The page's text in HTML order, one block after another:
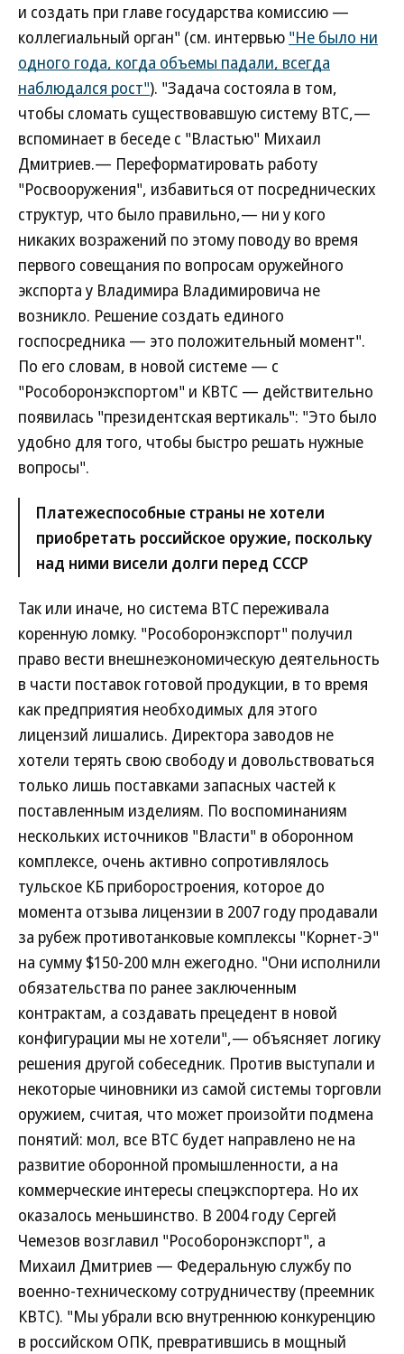
и создать при главе государства комиссию —
коллегиальный орган" (см. интервью "Не было ни
одного года, когда объемы падали, всегда
наблюдался рост"). "Задача состояла в том,
чтобы сломать существовавшую систему ВТС,—
вспоминает в беседе с "Властью" Михаил
Дмитриев.— Переформатировать работу
"Росвооружения", избавиться от посреднических
структур, что было правильно,— ни у кого
никаких возражений по этому поводу во время
первого совещания по вопросам оружейного
экспорта у Владимира Владимировича не
возникло. Решение создать единого
госпосредника — это положительный момент".
По его словам, в новой системе — с
"Рособоронэкспортом" и КВТС — действительно
появилась "президентская вертикаль": "Это было
удобно для того, чтобы быстро решать нужные
вопросы".
Платежеспособные страны не хотели
приобретать российское оружие, поскольку
над ними висели долги перед СССР
Так или иначе, но система ВТС переживала
коренную ломку. "Рособоронэкспорт" получил
право вести внешнеэкономическую деятельность
в части поставок готовой продукции, в то время
как предприятия необходимых для этого
лицензий лишались. Директора заводов не
хотели терять свою свободу и довольствоваться
только лишь поставками запасных частей к
поставленным изделиям. По воспоминаниям
нескольких источников "Власти" в оборонном
комплексе, очень активно сопротивлялось
тульское КБ приборостроения, которое до
момента отзыва лицензии в 2007 году продавали
за рубеж противотанковые комплексы "Корнет-Э"
на сумму $150-200 млн ежегодно. "Они исполнили
обязательства по ранее заключенным
контрактам, а создавать прецедент в новой
конфигурации мы не хотели",— объясняет логику
решения другой собеседник. Против выступали и
некоторые чиновники из самой системы торговли
оружием, считая, что может произойти подмена
понятий: мол, все ВТС будет направлено не на
развитие оборонной промышленности, а на
коммерческие интересы спецэкспортера. Но их
оказалось меньшинство. В 2004 году Сергей
Чемезов возглавил "Рособоронэкспорт", а
Михаил Дмитриев — Федеральную службу по
военно-техническому сотрудничеству (преемник
КВТС). "Мы убрали всю внутреннюю конкуренцию
в российском ОПК, превратившись в мощный